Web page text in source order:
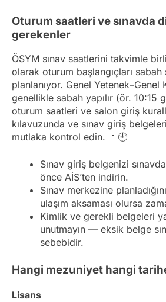
Oturum saatleri ve sınavda
gerekenler
ÖSYM sınav saatlerini takvimle
olarak oturum başlangıçları
planlanıyor. Genel Yetenek–Genel
genellikle sabah yapılır (ör. 10:15
oturum saatleri ve salon giriş
kılavuzunda ve sınav giriş
mutlaka kontrol edin. 🚪🕘
Sınav giriş belgenizi
önce AİS’ten indirin.
Sınav merkezine
ulaşım aksaması olursa
Kimlik ve gerekli belgeleri
unutmayın — eksik belge
sebebidir.
Hangi mezuniyet hangi
Lisans